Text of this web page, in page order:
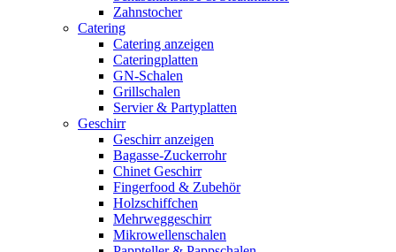
Zahnstocher
Catering
Catering anzeigen
Cateringplatten
GN-Schalen
Grillschalen
Servier & Partyplatten
Geschirr
Geschirr anzeigen
Bagasse-Zuckerrohr
Chinet Geschirr
Fingerfood & Zubehör
Holzschiffchen
Mehrweggeschirr
Mikrowellenschalen